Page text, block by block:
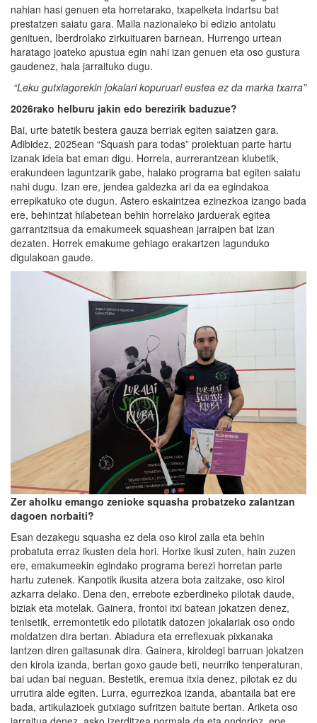
nahian hasi genuen eta horretarako, txapelketa indartsu bat
prestatzen saiatu gara. Maila nazionaleko bi edizio antolatu
genituen, Iberdrolako zirkuituaren barnean. Hurrengo urtean
haratago joateko apustua egin nahi izan genuen eta oso gustura
gaudenez, hala jarraituko dugu.
“Leku gutxiagorekin jokalari kopuruari eustea ez da marka txarra”
2026rako helburu jakin edo berezirik baduzue?
Bai, urte batetik bestera gauza berriak egiten saiatzen gara.
Adibidez, 2025ean “Squash para todas” proiektuan parte hartu
izanak ideia bat eman digu. Horrela, aurrerantzean klubetik,
erakundeen laguntzarik gabe, halako programa bat egiten saiatu
nahi dugu. Izan ere, jendea galdezka ari da ea egindakoa
errepikatuko ote dugun. Astero eskaintzea ezinezkoa izango bada
ere, behintzat hilabetean behin horrelako jarduerak egitea
garrantzitsua da emakumeek squashean jarraipen bat izan
dezaten. Horrek emakume gehiago erakartzen lagunduko
digulakoan gaude.
Zeraholku emango zenioke squasha probatzeko zalantzan
dagoen norbaiti?
Esan dezakegu squasha ez dela oso kirol zaila eta behin
probatuta erraz ikusten dela hori. Horixe ikusi zuten, hain zuzen
ere, emakumeekin egindako programa berezi horretan parte
hartu zutenek. Kanpotik ikusita atzera bota zaitzake, oso kirol
azkarra delako. Dena den, errebote ezberdineko pilotak daude,
biziak eta motelak. Gainera, frontoi itxi batean jokatzen denez,
tenisetik, erremontetik edo pilotatik datozen jokalariak oso ondo
moldatzen dira bertan. Abiadura eta erreflexuak pixkanaka
lantzen diren gaitasunak dira. Gainera, kiroldegi barruan jokatzen
den kirola izanda, bertan goxo gaude beti, neurriko tenperaturan,
bai udan bai neguan. Bestetik, eremua itxia denez, pilotak ez du
urrutira alde egiten. Lurra, egurrezkoa izanda, abantaila bat ere
bada, artikulazioek gutxiago sufritzen baitute bertan. Ariketa oso